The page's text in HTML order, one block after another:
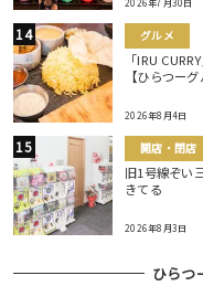
2026年7月30日
グルメ
「IRU
【ひらつーグ
2026年8月4日
開店・閉店
旧1号線ぞい
きてる
2026年8月3日
ひらつ